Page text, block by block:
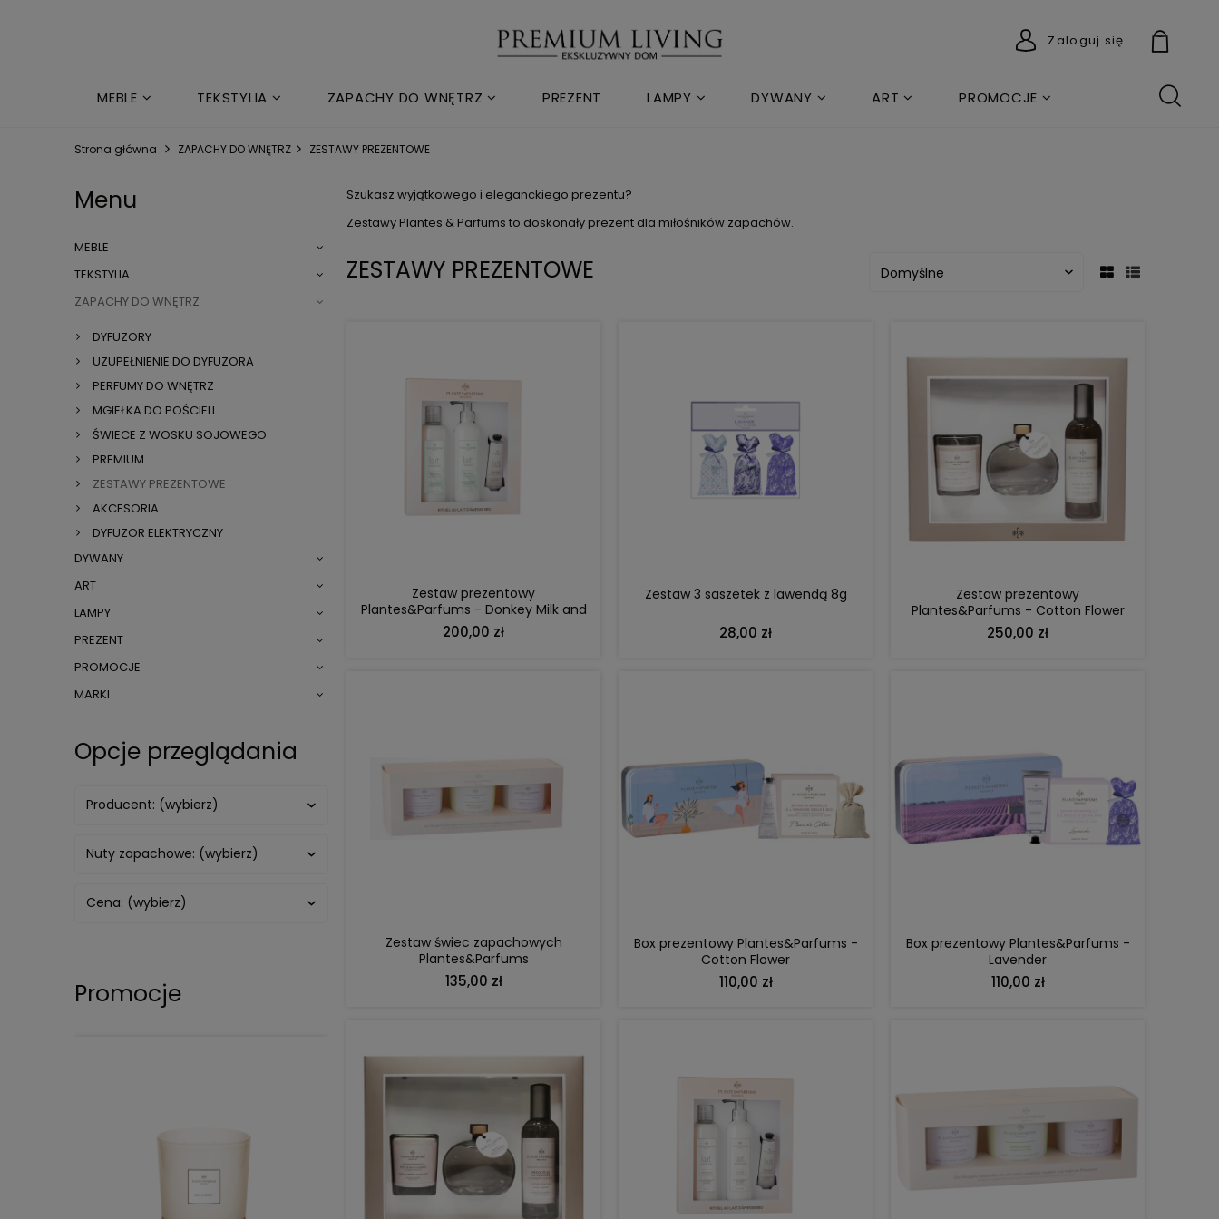
Zaloguj się
MEBLE TEKSTYLIA ZAPACHY DO WNĘTRZ PREZENT LAMPY DYWANY ART PROMOCJE
MARKI
Strona główna ZAPACHY DO WNĘTRZ ZESTAWY PREZENTOWE
Menu
MEBLE
TEKSTYLIA
ZAPACHY DO WNĘTRZ
DYFUZORY
UZUPEŁNIENIE DO DYFUZORA
PERFUMY DO WNĘTRZ
MGIEŁKA DO POŚCIELI
ŚWIECE Z WOSKU SOJOWEGO
PREMIUM
ZESTAWY PREZENTOWE
AKCESORIA
DYFUZOR ELEKTRYCZNY
DYWANY
ART
LAMPY
PREZENT
PROMOCJE
MARKI
Opcje przeglądania
Producent: (wybierz)
Nuty zapachowe: (wybierz)
Cena: (wybierz)
Promocje
DO KOSZYKA DO KOSZYKA
Szukasz wyjątkowego i eleganckiego prezentu?
Zestawy Plantes & Parfums to doskonały prezent dla miłośników zapachów.
ZESTAWY PREZENTOWE
Zestaw prezentowy
Plantes&Parfums - Donkey Milk and
Sweet Alomnd
200,00 zł
DO KOSZYKA
Zestaw 3 saszetek z lawendą 8g
28,00 zł
DO KOSZYKA
Zestaw prezentowy
Plantes&Parfums - Cotton Flower
250,00 zł
DO KOSZYKA
Zestaw świec zapachowych
Plantes&Parfums
135,00 zł
Box prezentowy Plantes&Parfums -
Cotton Flower
110,00 zł
Box prezentowy Plantes&Parfums -
Lavender
110,00 zł
DO KOSZYKA
DO KOSZYKA DO KOSZYKA